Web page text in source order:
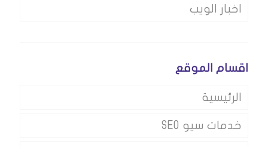
اخبار الويب
اقسام الموقع
الرئيسية
خدمات سيو SEO